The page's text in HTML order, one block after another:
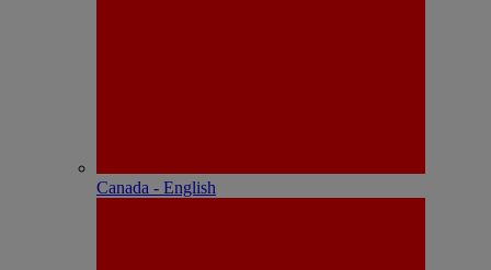
Canada - English